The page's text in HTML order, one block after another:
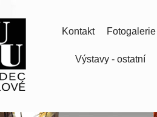
Fotogalerie
Kontakt
Výstavy - ostatní